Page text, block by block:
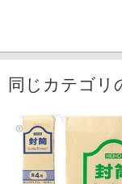
同じカテゴリ